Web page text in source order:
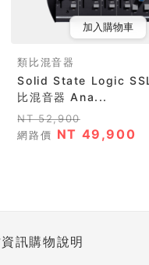
加入購物車
類比混音器
Solid State Logic
比混音器 Ana...
NT 52,900
網路價 NT 49,900
訊購物說明